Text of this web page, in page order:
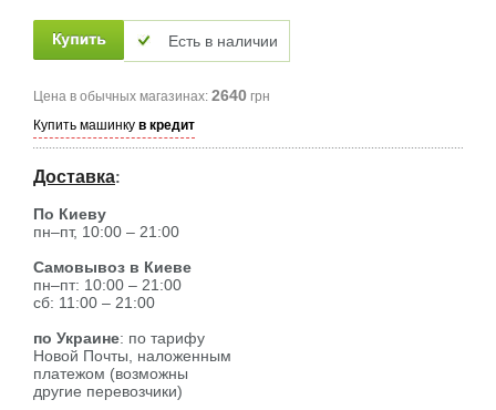
Есть в наличии
Цена в обычных магазинах: 2640 грн
Купить машинку в кредит
Доставка:
По Киеву
пн–пт, 10:00 – 21:00
Самовывоз в Киеве
пн–пт: 10:00 – 21:00
сб: 11:00 – 21:00
по Украине: по тарифу
Новой Почты, наложенным
платежом (возможны
другие перевозчики)